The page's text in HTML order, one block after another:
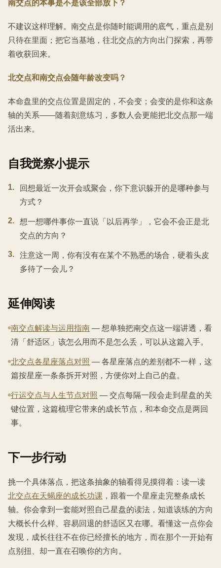
南交点的本事是不是该全部放下？
不建议这样理解。南交点是你随时能调用的底气，重点是别
只待在里面；把它当基地，往北交点的方向出门探索，再带
着收获回来。
北交点和南交点会随年龄改变吗？
本命盘里的交点位置是固定的，不会变；会变的是你和这条
轴的关系——随着刻意练习，多数人会更能把北交点那一端
活出来。
自我觉察小提示
1.
回想最近一次开会或聚会，你下意识躲开的是哪种参与
方式？
2.
想一想哪件事你一直说「以后再学」，它会不会正是北
交点的方向？
3.
注意这一周，你有没有在某个不熟悉的场合，硬着头皮
多待了一会儿？
延伸阅读
南交点解读与运用指南 — 想单独把南交点这一端讲透，看
清「舒适区」该怎么用而不是怎么丢，可以从这篇入手。
北交点各星座落点对照 — 各星座落点的差别都不一样，这
篇按星座一条条拆开对照，方便你对上自己的盘。
行运交点与人生节点对照 — 交点每隔一段会走到星盘的关
键位置，这篇梳理它带来的成长节点，和本命交点是两回
事。
下一步行动
挑一个具体落点，把这条抽象的轴看得见摸得着：读一读
北交点在天蝎座的成长功课 ，跟着一个星座走完整条成长
轴。你会拿到一套能对照自己星盘的读法，知道该练的方向
大概长什么样、容易回退的舒适区又在哪。看懂这一点你会
发现，成长往往不在你已经擅长的地方，而在那个一开始有
点别扭、却一直在召唤你的方向。